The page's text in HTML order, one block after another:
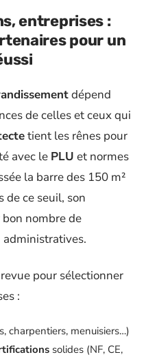
entreprises :
pour un
dépend
de celles et ceux qui
tient les rênes pour
avec le PLU et normes
la barre des 150 m²
de ce seuil, son
nombre de
pour sélectionner
:
charpentiers, menuisiers…)
solides (NF, CE,